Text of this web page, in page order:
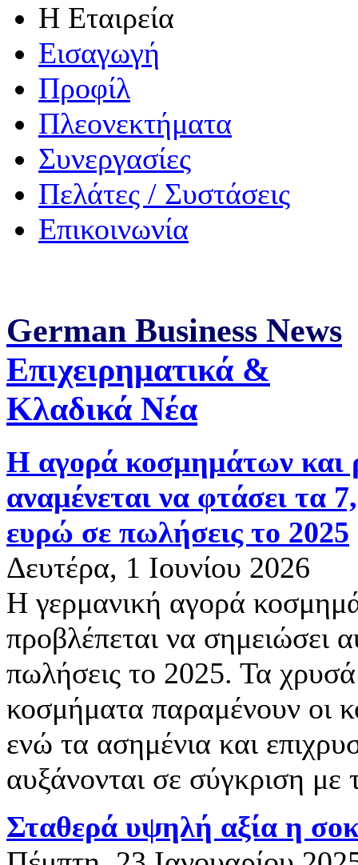
Η Εταιρεία
Εισαγωγή
Προφίλ
Πλεονεκτήματα
Συνεργασίες
Πελάτες / Συστάσεις
Επικοινωνία
German Business News
Επιχειρηματικά &
Κλαδικά Νέα
Η αγορά κοσμημάτων και
αναμένεται να φτάσει τα
ευρώ σε πωλήσεις το 2025
Δευτέρα, 1 Ιουνίου 2026
Η γερμανική αγορά
προβλέπεται να σημειώσει
πωλήσεις το 2025. Τα χρυσά
κοσμήματα παραμένουν οι
ενώ τα ασημένια και
αυξάνονται σε σύγκριση με
Σταθερά υψηλή αξία η